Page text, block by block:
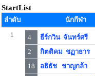
StartList
ลำดับ นักกีฬา
1
4
ธีร์กวิน จันทร์ศรี
2
กิตติคม ชฏาธาร
18
อธิธัช ชาญกล้า